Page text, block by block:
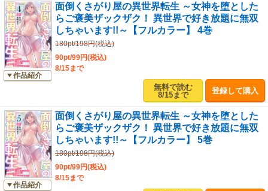
作品紹介
面倒くさがり屋の異世界転生 ～女神を堕とした
らご褒美ザックザク！ 異世界で好き放題に無双
しちゃいます!!～【フルカラー】 4巻
180pt/198円(税込)
90pt/99円(税込)
8/15まで
無料で読む
8/15まで
登録して購入
作品紹介
面倒くさがり屋の異世界転生 ～女神を堕とした
らご褒美ザックザク！ 異世界で好き放題に無双
しちゃいます!!～【フルカラー】 5巻
180pt/198円(税込)
90pt/99円(税込)
8/15まで